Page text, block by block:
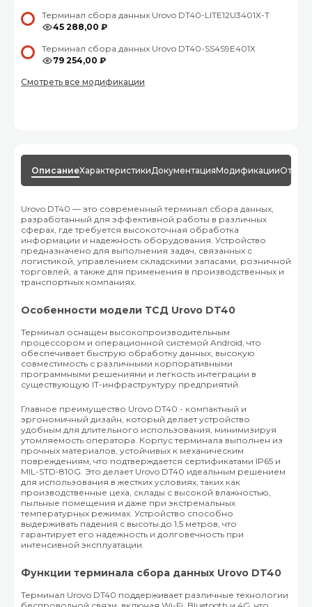
Терминал сбора данных Urovo DT40-LITE12U3401X-T
45 288,00 ₽
Терминал сбора данных Urovo DT40-SS4S9E401X
79 254,00 ₽
Смотреть все модификации
ОписаниеХарактеристикиДокументацияМодификации
Urovo DT40 — это современный терминал сбора данных,
разработанный для эффективной работы в различных
сферах, где требуется высокоточная обработка
информации и надежность оборудования. Устройство
предназначено для выполнения задач, связанных с
логистикой, управлением складскими запасами, розничной
торговлей, а также для применения в производственных и
транспортных компаниях.
Особенности модели ТСД Urovo DT40
Терминал оснащен высокопроизводительным
процессором и операционной системой Android, что
обеспечивает быструю обработку данных, высокую
совместимость с различными корпоративными
программными решениями и легкость интеграции в
существующую IT-инфраструктуру предприятий.
Главное преимущество Urovo DT40 - компактный и
эргономичный дизайн, который делает устройство
удобным для длительного использования, минимизируя
утомляемость оператора. Корпус терминала выполнен из
прочных материалов, устойчивых к механическим
повреждениям, что подтверждается сертификатами IP65 и
MIL-STD-810G. Это делает Urovo DT40 идеальным решением
для использования в жестких условиях, таких как
производственные цеха, склады с высокой влажностью,
пыльные помещения и даже при экстремальных
температурных режимах. Устройство способно
выдерживать падения с высоты до 1,5 метров, что
гарантирует его надежность и долговечность при
интенсивной эксплуатации.
Функции терминала сбора данных Urovo DT40
Терминал Urovo DT40 поддерживает различные технологии